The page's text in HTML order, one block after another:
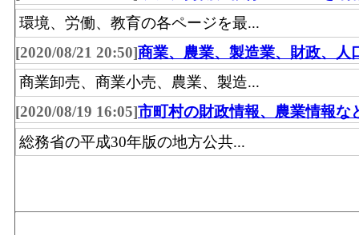
資源)」 を営む事業所の数
建築鉱物金属材料･従業員数[人](2016)：「
等卸売業(建築材料、化学製品、石油・鉱
再生資源)」 の業務に従事している人数
機械器具･年間商品販売額[百万円](2016)：
器具、自動車、電気機械器具、その他の
車、電気機械器具、その他の機械器具)」
環境、労働、教育の各ページを最...
[2020/08/21 20:50]商業、農業、製造業、財政、人
商業卸売、商業小売、農業、製造...
[2020/08/19 16:05]市町村の財政情報、農業情報な
総務省の平成30年版の地方公共...